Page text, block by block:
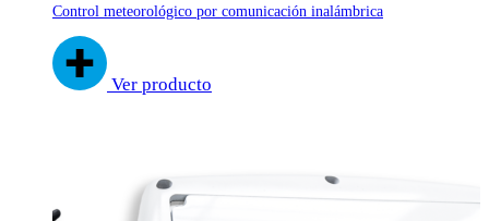
Control meteorológico por comunicación inalámbrica
Ver producto